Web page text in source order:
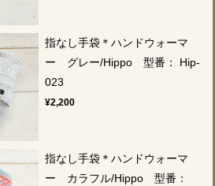
指なし手袋＊ハンドウォーマ
ー グレー/Hippo 型番： Hip-
023
¥2,200
指なし手袋＊ハンドウォーマ
ー カラフル/Hippo 型番：